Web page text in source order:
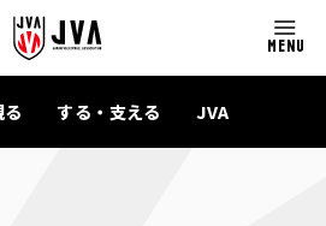
MENU
する・支える JVA